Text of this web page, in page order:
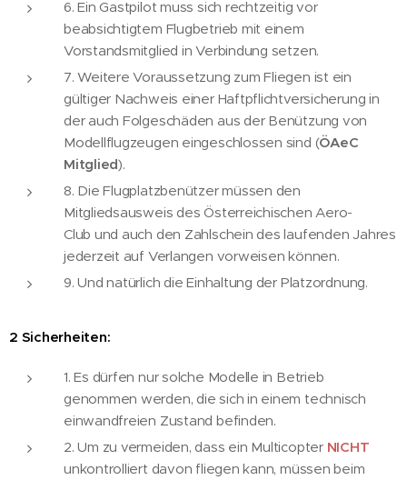
6. Ein Gastpilot muss sich rechtzeitig vor
beabsichtigtem Flugbetrieb mit einem
Vorstandsmitglied in Verbindung setzen.
7. Weitere Voraussetzung zum Fliegen ist ein
gültiger Nachweis einer Haftpflichtversicherung in
der auch Folgeschäden aus der Benützung von
Modellflugzeugen eingeschlossen sind (ÖAeC
Mitglied).
8. Die Flugplatzbenützer müssen den
Mitgliedsausweis des Österreichischen Aero-
Club und auch den Zahlschein des laufenden Jahres
jederzeit auf Verlangen vorweisen können.
9. Und natürlich die Einhaltung der Platzordnung.
2 Sicherheiten:
1. Es dürfen nur solche Modelle in Betrieb
genommen werden, die sich in einem technisch
einwandfreien Zustand befinden.
2. Um zu vermeiden, dass ein Multicopter NICHT
unkontrolliert davon fliegen kann, müssen beim